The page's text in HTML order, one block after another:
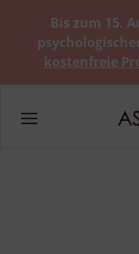
Bis zum 15.
kostenfreie